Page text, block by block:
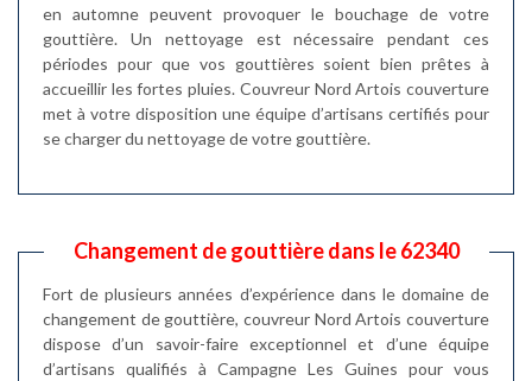
en automne peuvent provoquer le bouchage de votre
gouttière. Un nettoyage est nécessaire pendant ces
périodes pour que vos gouttières soient bien prêtes à
accueillir les fortes pluies. Couvreur Nord Artois couverture
met à votre disposition une équipe d’artisans certifiés pour
se charger du nettoyage de votre gouttière.
Changement de gouttière dans le 62340
Fort de plusieurs années d’expérience dans le domaine de
changement de gouttière, couvreur Nord Artois couverture
dispose d’un savoir-faire exceptionnel et d’une équipe
d’artisans qualifiés à Campagne Les Guines pour vous